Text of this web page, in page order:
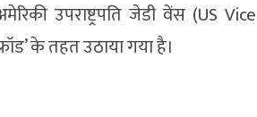
उपराष्ट्रपति जेडी वेंस (US Vice
के तहत उठाया गया है।